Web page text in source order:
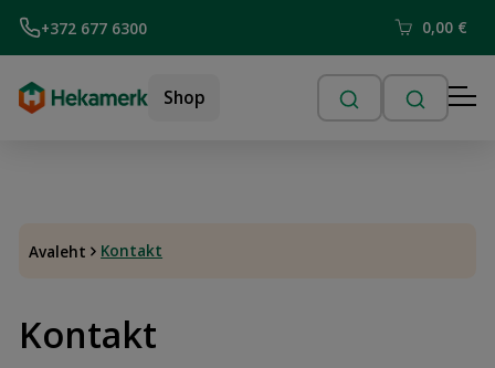
+372 677 6300 0,00 €
Shop
Avaleht Kontakt
Kontakt